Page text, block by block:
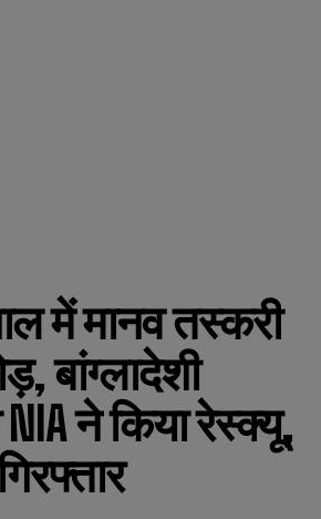
में मानव तस्करी
बांग्लादेशी
ने किया रेस्क्यू,